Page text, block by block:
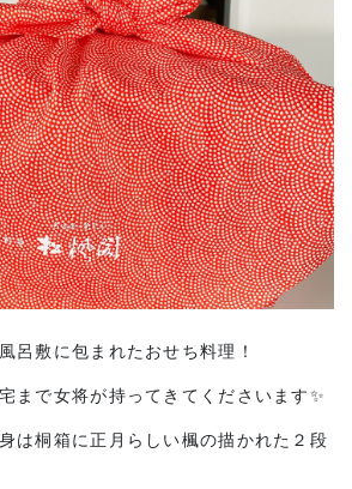
呂敷に包まれたおせち料理！
まで女将が持ってきてくださいます✨
は桐箱に正月らしい楓の描かれた２段